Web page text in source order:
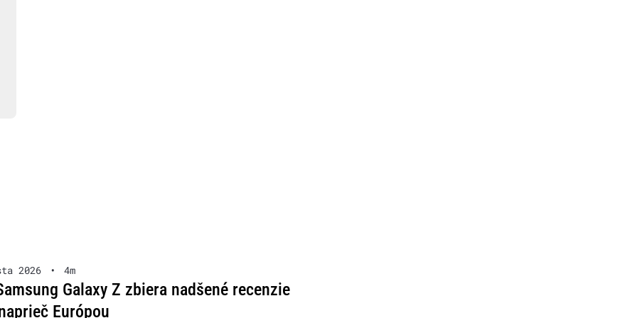
2026 • 4m
Galaxy Z zbiera nadšené recenzie
Európou